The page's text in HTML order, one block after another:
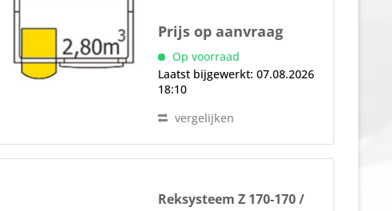
geperforeerde, in hoogte
verstelbare Legborden (+/- 150
mm) van Polyethyleen Hoge
veld- en...
Prijs op aanvraag
Op voorraad
Laatst bijgewerkt: 07.08.2026
18:10
vergelijken
Reksysteem Z 170-170 /